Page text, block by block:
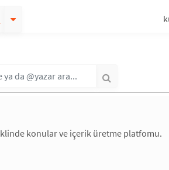
konular ve içerik üretme platfomu.